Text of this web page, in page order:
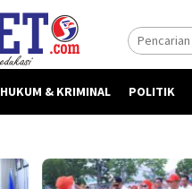
HUKUM & KRIMINAL POLITIK